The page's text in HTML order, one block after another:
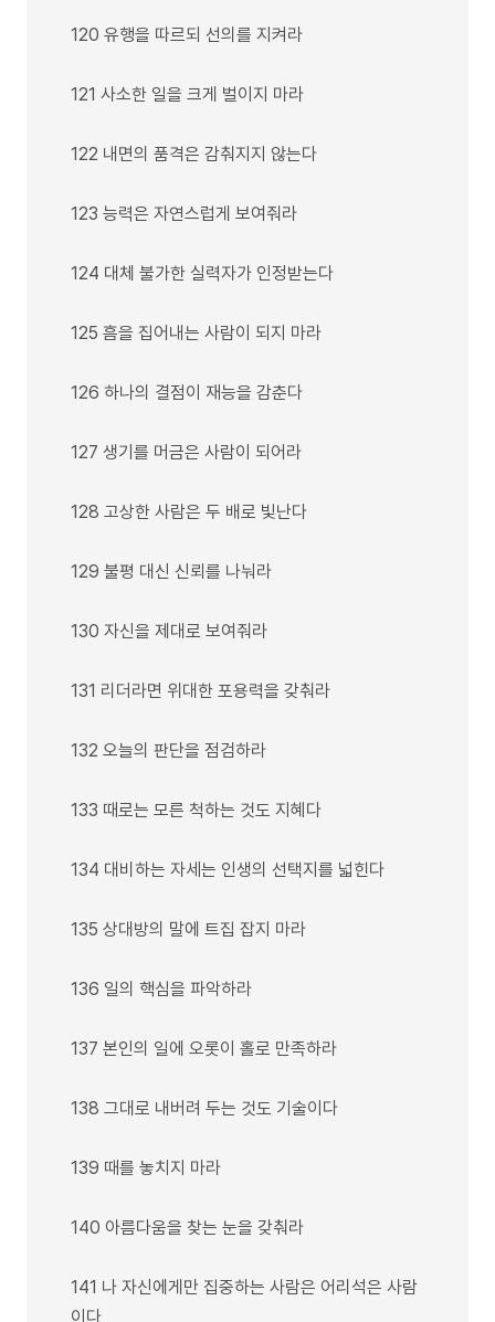
120 유행을 따르되 선의를 지켜라
121 사소한 일을 크게 벌이지 마라
122 내면의 품격은 감춰지지 않는다
123 능력은 자연스럽게 보여줘라
124 대체 불가한 실력자가 인정받는다
125 흠을 집어내는 사람이 되지 마라
126 하나의 결점이 재능을 감춘다
127 생기를 머금은 사람이 되어라
128 고상한 사람은 두 배로 빛난다
129 불평 대신 신뢰를 나눠라
130 자신을 제대로 보여줘라
131 리더라면 위대한 포용력을 갖춰라
132 오늘의 판단을 점검하라
133 때로는 모른 척하는 것도 지혜다
134 대비하는 자세는 인생의 선택지를 넓힌다
135 상대방의 말에 트집 잡지 마라
136 일의 핵심을 파악하라
137 본인의 일에 오롯이 홀로 만족하라
138 그대로 내버려 두는 것도 기술이다
139 때를 놓치지 마라
140 아름다움을 찾는 눈을 갖춰라
141 나 자신에게만 집중하는 사람은 어리석은 사람
이다